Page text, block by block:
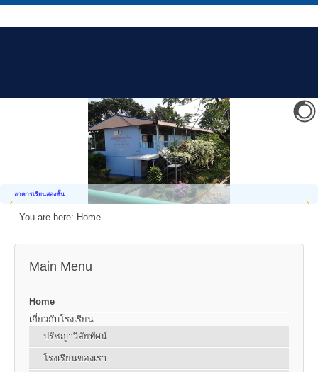
อาคารเรียนสองชั้น
You are here: Home
Main Menu
Home
เกี่ยวกับโรงเรียน
ปรัชญาวิสัยทัศน์
โรงเรียนของเรา